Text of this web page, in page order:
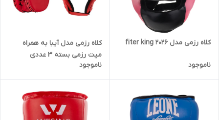
کلاه رزمی مدل fiter king 2026
ناموجود
کلاه رزمی مدل آیبا به همراه
میت رزمی بسته ۳ عددی
ناموجود